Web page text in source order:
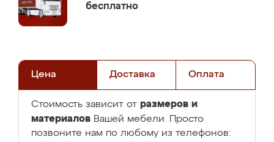
бесплатно
Цена Доставка Оплата
Стоимость зависит от размеров и
материалов Вашей мебели. Просто
позвоните нам по любому из телефонов: